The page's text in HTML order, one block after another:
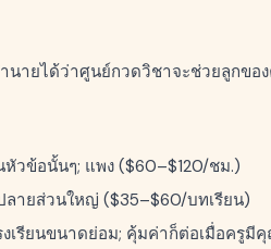
นายได้ว่าศูนย์กวดวิชาจะช่วยลูกขอ
วข้อนั้นๆ; แพง ($60–$120/ชม.)
ายส่วนใหญ่ ($35–$60/บทเรียน)
เรียนขนาดย่อม; คุ้มค่าก็ต่อเมื่อครูมี